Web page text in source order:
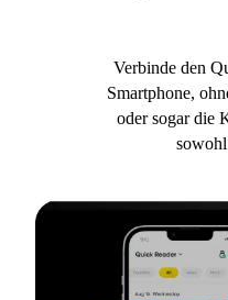
Verbinde den
Smartphone,
oder sogar die